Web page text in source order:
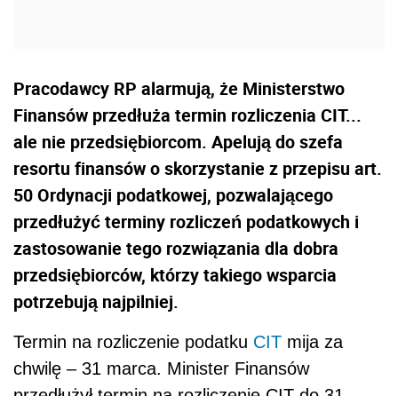
Pracodawcy RP alarmują, że Ministerstwo
Finansów przedłuża termin rozliczenia CIT...
ale nie przedsiębiorcom. Apelują do szefa
resortu finansów o skorzystanie z przepisu art.
50 Ordynacji podatkowej, pozwalającego
przedłużyć terminy rozliczeń podatkowych i
zastosowanie tego rozwiązania dla dobra
przedsiębiorców, którzy takiego wsparcia
potrzebują najpilniej.
Termin na rozliczenie podatku CIT mija za
chwilę – 31 marca. Minister Finansów